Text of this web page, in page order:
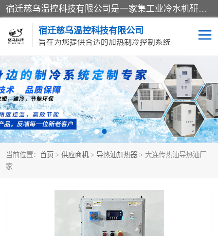
宿迁慈乌温控科技有限公司是一家集工业冷水机研发、制造、营销、服务于一体的技术生产型企业，经营范围包括：冷水机、螺杆式冷水机组、工业冷水机、水冷式冷水机、风冷式冷水机组、风冷螺杆式冷冻机组、冷冻机、注塑专用冷水机、混泥土专用冷水机、低温防爆冷水机组等。专业温控设备供应商 模温机/冷水机/导热油炉定制服务等
宿迁慈乌温控科技有限公司
旨在为您提供合适的加热制冷控制系统
当前位置： 首页 > 供应商机 > 导热油加热器 > 大连传热油导热油厂
家
冷水机 模温机
导热油加热器